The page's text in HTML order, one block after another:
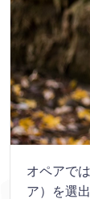
オペアで
ア）を選